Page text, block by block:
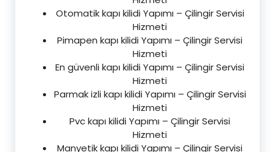
Otomatik kapı kilidi Yapımı – Çilingir Servisi
Hizmeti
Pimapen kapı kilidi Yapımı – Çilingir Servisi
Hizmeti
En güvenli kapı kilidi Yapımı – Çilingir Servisi
Hizmeti
Parmak izli kapı kilidi Yapımı – Çilingir Servisi
Hizmeti
Pvc kapı kilidi Yapımı – Çilingir Servisi
Hizmeti
Manyetik kapı kilidi Yapımı – Çilingir Servisi